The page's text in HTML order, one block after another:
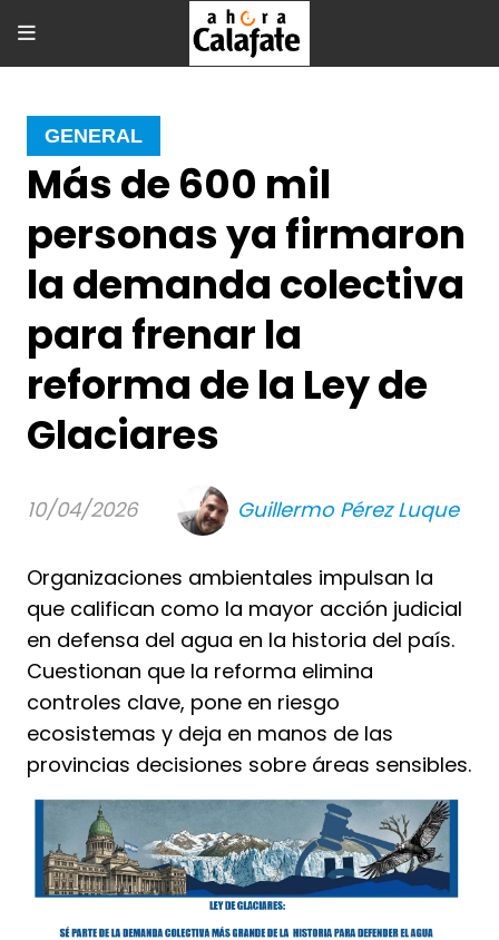
Más de 600 mil
personas ya firmaron
la demanda colectiva
para frenar la
reforma de la Ley de
Glaciares
Organizaciones ambientales impulsan la
que califican como la mayor acción judicial
en defensa del agua en la historia del país.
Cuestionan que la reforma elimina
controles clave, pone en riesgo
ecosistemas y deja en manos de las
provincias decisiones sobre áreas sensibles.
GENERAL
10/04/2026 Guillermo Pérez Luque